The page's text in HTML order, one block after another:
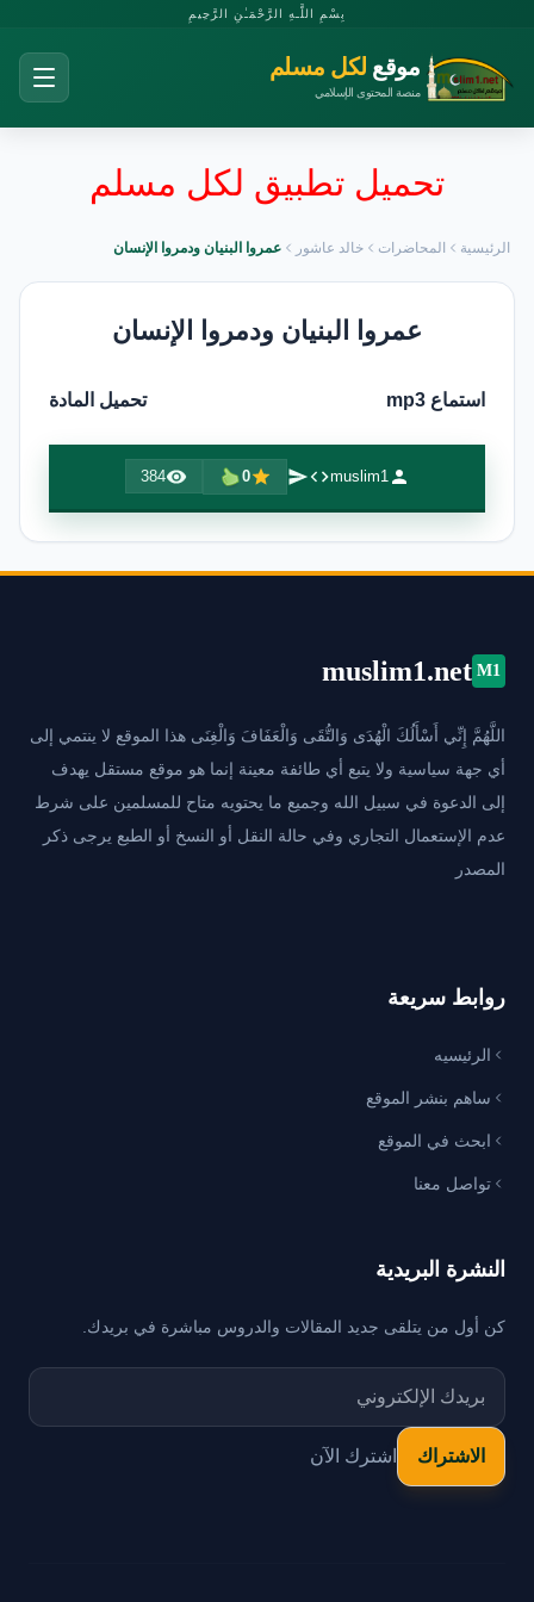
بِسْمِ اللَّـهِ الرَّحْمَـٰنِ الرَّحِيمِ
موقع لكل مسلم
منصة المحتوى الإسلامي
تحميل تطبيق لكل مسلم
الرئيسية المحاضرات خالد عاشور عمروا البنيان ودمروا الإنسان
عمروا البنيان ودمروا الإنسان
استماع mp3 تحميل المادة
muslim1
0
384
M1
muslim1.net
اللَّهُمَّ إِنِّي أَسْأَلُكَ الْهُدَى وَالتُّقَى وَالْعَفَافَ وَالْغِنَى هذا الموقع لا ينتمي إلى
أي جهة سياسية ولا يتبع أي طائفة معينة إنما هو موقع مستقل يهدف
إلى الدعوة في سبيل الله وجميع ما يحتويه متاح للمسلمين على شرط
عدم الإستعمال التجاري وفي حالة النقل أو النسخ أو الطبع يرجى ذكر
المصدر
روابط سريعة
الرئيسيه
ساهم بنشر الموقع
ابحث في الموقع
تواصل معنا
النشرة البريدية
كن أول من يتلقى جديد المقالات والدروس مباشرة في بريدك.
اشترك الآن